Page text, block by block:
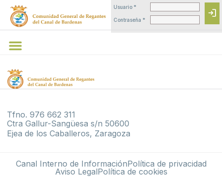
Usuario *
Contraseña *
login
Tfno. 976 662 311
Ctra Gallur-Sangüesa s/n 50600
Ejea de los Caballeros, Zaragoza
Canal Interno de InformaciónPolítica de privacidad
Aviso LegalPolítica de cookies